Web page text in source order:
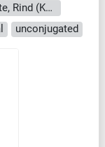
Reaktivität: Human, Maus, Ratte, Rind (Kuh), Hund, Pferd, Schwein, Hamster, Affe, Huhn
unconjugated